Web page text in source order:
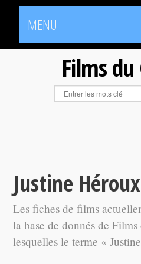
MENU
Films du
Justine Héroux
Les fiches de films
la base de donnés de
lesquelles le terme «